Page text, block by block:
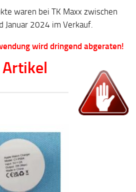
waren bei TK Maxx zwischen
Januar 2024 im Verkauf.
wird dringend abgeraten!